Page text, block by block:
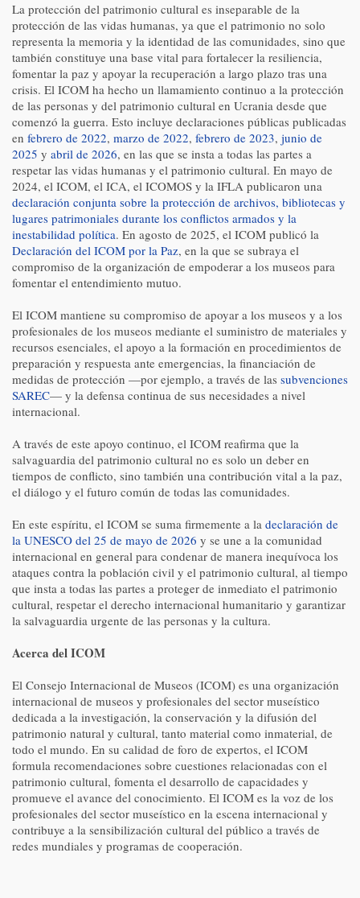
La protección del patrimonio cultural es inseparable de la
protección de las vidas humanas, ya que el patrimonio no solo
representa la memoria y la identidad de las comunidades, sino que
también constituye una base vital para fortalecer la resiliencia,
fomentar la paz y apoyar la recuperación a largo plazo tras una
crisis. El ICOM ha hecho un llamamiento continuo a la protección
de las personas y del patrimonio cultural en Ucrania desde que
comenzó la guerra. Esto incluye declaraciones públicas publicadas
en febrero de 2022, marzo de 2022, febrero de 2023, junio de
2025 y abril de 2026, en las que se insta a todas las partes a
respetar las vidas humanas y el patrimonio cultural. En mayo de
2024, el ICOM, el ICA, el ICOMOS y la IFLA publicaron una
declaración conjunta sobre la protección de archivos, bibliotecas y
lugares patrimoniales durante los conflictos armados y la
inestabilidad política. En agosto de 2025, el ICOM publicó la
Declaración del ICOM por la Paz, en la que se subraya el
compromiso de la organización de empoderar a los museos para
fomentar el entendimiento mutuo.
El ICOM mantiene su compromiso de apoyar a los museos y a los
profesionales de los museos mediante el suministro de materiales y
recursos esenciales, el apoyo a la formación en procedimientos de
preparación y respuesta ante emergencias, la financiación de
medidas de protección —por ejemplo, a través de las subvenciones
SAREC— y la defensa continua de sus necesidades a nivel
internacional.
A través de este apoyo continuo, el ICOM reafirma que la
salvaguardia del patrimonio cultural no es solo un deber en
tiempos de conflicto, sino también una contribución vital a la paz,
el diálogo y el futuro común de todas las comunidades.
En este espíritu, el ICOM se suma firmemente a la declaración de
la UNESCO del 25 de mayo de 2026 y se une a la comunidad
internacional en general para condenar de manera inequívoca los
ataques contra la población civil y el patrimonio cultural, al tiempo
que insta a todas las partes a proteger de inmediato el patrimonio
cultural, respetar el derecho internacional humanitario y garantizar
la salvaguardia urgente de las personas y la cultura.
Acerca del ICOM
El Consejo Internacional de Museos (ICOM) es una organización
internacional de museos y profesionales del sector museístico
dedicada a la investigación, la conservación y la difusión del
patrimonio natural y cultural, tanto material como inmaterial, de
todo el mundo. En su calidad de foro de expertos, el ICOM
formula recomendaciones sobre cuestiones relacionadas con el
patrimonio cultural, fomenta el desarrollo de capacidades y
promueve el avance del conocimiento. El ICOM es la voz de los
profesionales del sector museístico en la escena internacional y
contribuye a la sensibilización cultural del público a través de
redes mundiales y programas de cooperación.